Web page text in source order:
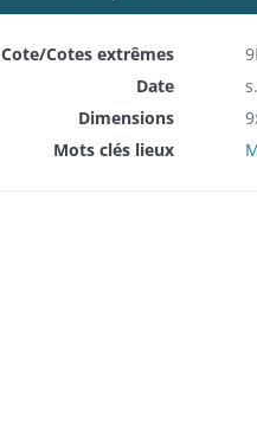
Cote/Cotes extrêmes
Date
Dimensions
Mots clés lieux